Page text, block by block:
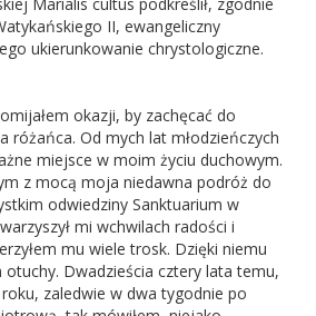
II, ewangeliczny
ukierunkowanie chrystologiczne.
okazji, by zachęcać do
różańca. Od mych lat młodzieńczych
miejsce w moim życiu duchowym.
z mocą moja niedawna podróż do
odwiedziny Sanktuarium w
mi wchwilach radości i
mu wiele trosk. Dzięki niemu
otuchy. Dwadzieścia cztery lata temu,
zaledwie w dwa tygodnie po